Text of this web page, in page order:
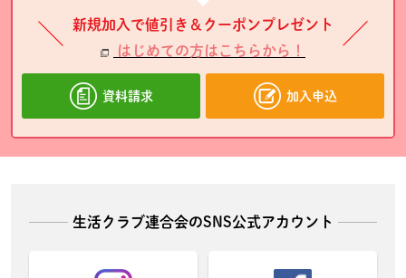
新規加入で値引き＆クーポンプレゼント
はじめての方はこちらから！
資料請求 加入申込
生活クラブ連合会のSNS公式アカウント